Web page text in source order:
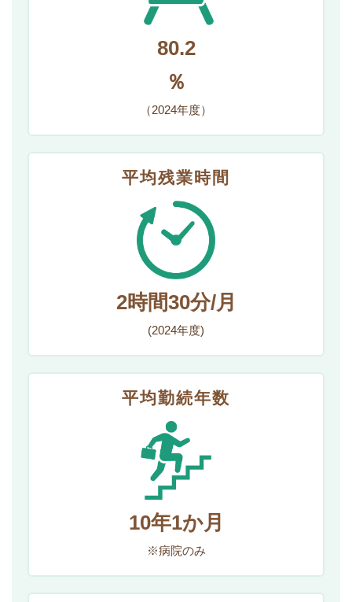
80.2
％
（2024年度）
平均残業時間
2時間30分/月
(2024年度)
平均勤続年数
10年1か月
※病院のみ